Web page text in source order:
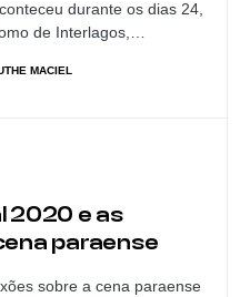
durante os dias 24,
de Interlagos,…
MACIEL
2020 e as
paraense
sobre a cena paraense